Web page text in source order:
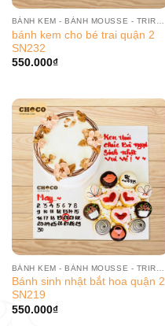
bánh kem cho bé trai quận 2
SN232
550.000₫
Bánh sinh nhật bắt hoa quận 2
SN219
550.000₫